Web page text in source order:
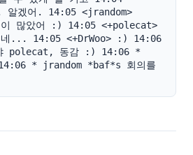
알겠어. 14:05 <jrandom>
많았어 :) 14:05 <+polecat>
네... 14:05 <+DrWoo> :) 14:06
야 polecat, 동감 :) 14:06 *
* jrandom *baf*s 회의를